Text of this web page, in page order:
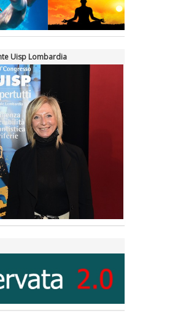
Terzjus: prima riunione
Uisp Lombardia